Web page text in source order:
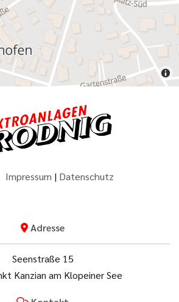
Impressum | Datenschutz
 Adresse
Seenstraße 15
Kanzian am Klopeiner See